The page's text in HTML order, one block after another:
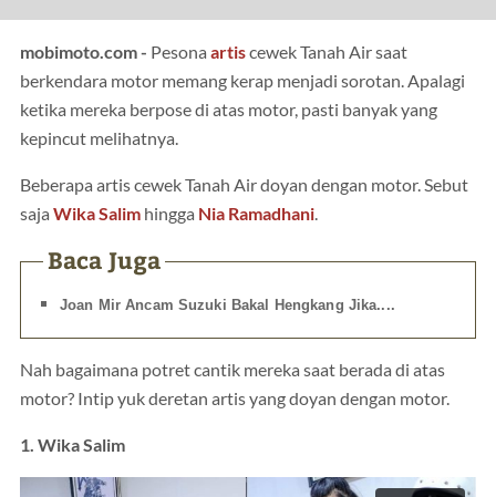
mobimoto.com - Pesona artiscewek Tanah Air saat
berkendara motor memang kerap menjadi sorotan. Apalagi
ketika mereka berpose di atas motor, pasti banyak yang
kepincut melihatnya.
Beberapa artis cewek Tanah Air doyan dengan motor. Sebut
saja Wika Salim hingga Nia Ramadhani
Baca Juga
Joan Mir Ancam Suzuki Bakal Hengkang Jika....
Nah bagaimana potret cantik mereka saat berada di atas
motor? Intip yuk deretan artis yang doyan dengan motor.
1. Wika Salim